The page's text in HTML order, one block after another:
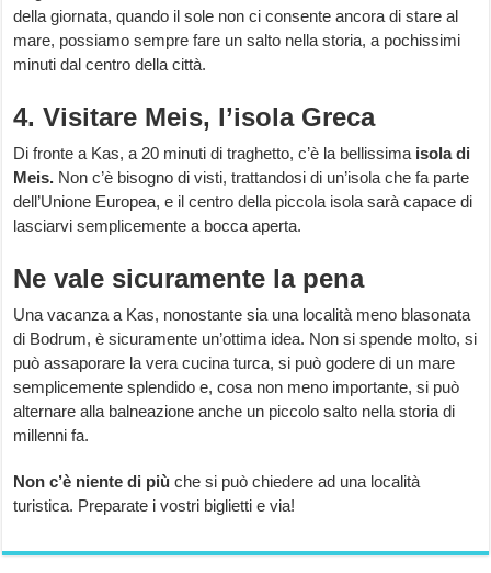
della giornata, quando il sole non ci consente ancora di stare al
mare, possiamo sempre fare un salto nella storia, a pochissimi
minuti dal centro della città.
4. Visitare Meis, l’isola Greca
Di fronte a Kas, a 20 minuti di traghetto, c’è la bellissima isola di
Meis. Non c’è bisogno di visti, trattandosi di un’isola che fa parte
dell’Unione Europea, e il centro della piccola isola sarà capace di
lasciarvi semplicemente a bocca aperta.
Ne vale sicuramente la pena
Una vacanza a Kas, nonostante sia una località meno blasonata
di Bodrum, è sicuramente un’ottima idea. Non si spende molto, si
può assaporare la vera cucina turca, si può godere di un mare
semplicemente splendido e, cosa non meno importante, si può
alternare alla balneazione anche un piccolo salto nella storia di
millenni fa.
Non c’è niente di piùche si può chiedere ad una località
turistica. Preparate i vostri biglietti e via!